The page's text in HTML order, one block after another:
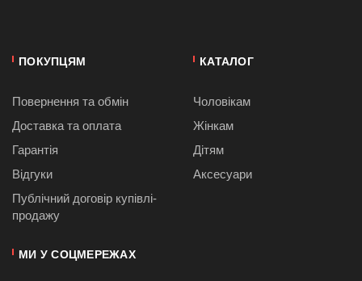
ПОКУПЦЯМ
Повернення та обмін
Доставка та оплата
Гарантія
Відгуки
Публiчний договiр купівлі-
продажу
КАТАЛОГ
Чоловікам
Жінкам
Дітям
Аксесуари
МИ У СОЦМЕРЕЖАХ